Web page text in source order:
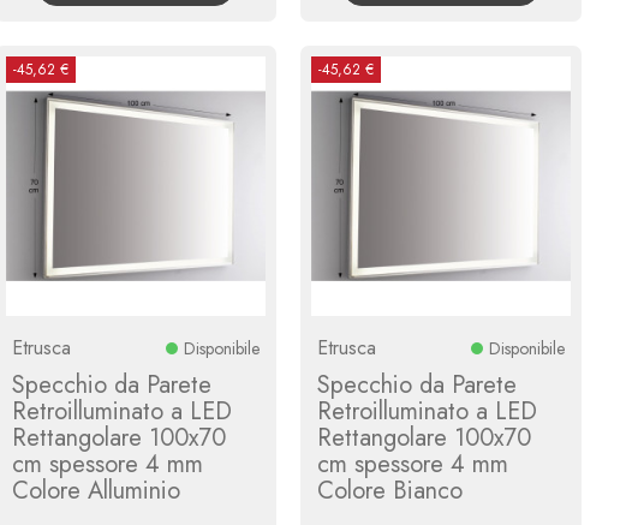
-45,62 €
Etrusca Disponibile
Specchio da Parete
Retroilluminato a LED
Rettangolare 100x70
cm spessore 4 mm
Colore Alluminio
-45,62 €
Etrusca Disponibile
Specchio da Parete
Retroilluminato a LED
Rettangolare 100x70
cm spessore 4 mm
Colore Bianco